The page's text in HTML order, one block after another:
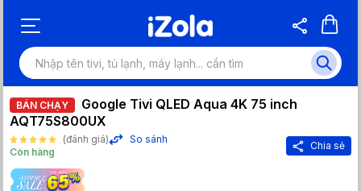
BÁN CHẠY
Google Tivi QLED Aqua 4K 75 inch
AQT75S800UX
(đánh giá)
So sánh
Còn hàng
Chia sẻ